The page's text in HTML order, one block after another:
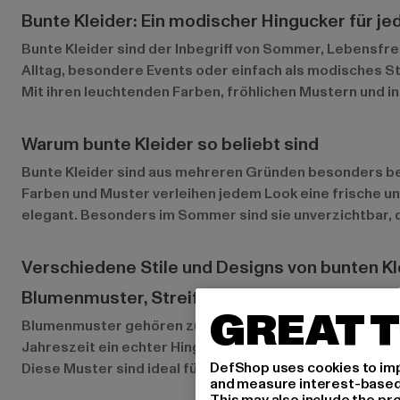
Bunte Kleider: Ein modischer Hingucker für
Bunte Kleider sind der Inbegriff von Sommer,
Alltag, besondere Events oder einfach als modisches
Mit ihren leuchtenden Farben, fröhlichen Mustern und
Warum bunte Kleider so beliebt sind
Bunte Kleider sind aus mehreren Gründen besonders
Farben und Muster verleihen jedem Look eine frische
elegant. Besonders im Sommer sind sie
Verschiedene Stile und Designs von bunten
Blumenmuster, Streifen und geometrische
Blumenmuster gehören zu den absoluten Klassikern
Jahreszeit ein echter Hingucker. Auch Streifen und
Diese Muster sind ideal für alle, die ihrem Look eine
GREAT
DefShop uses cookies to
and measure interest-